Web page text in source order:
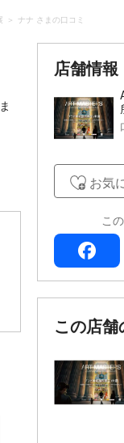
ナナ さまの口コミ
店舗情報
お気
こ
この店